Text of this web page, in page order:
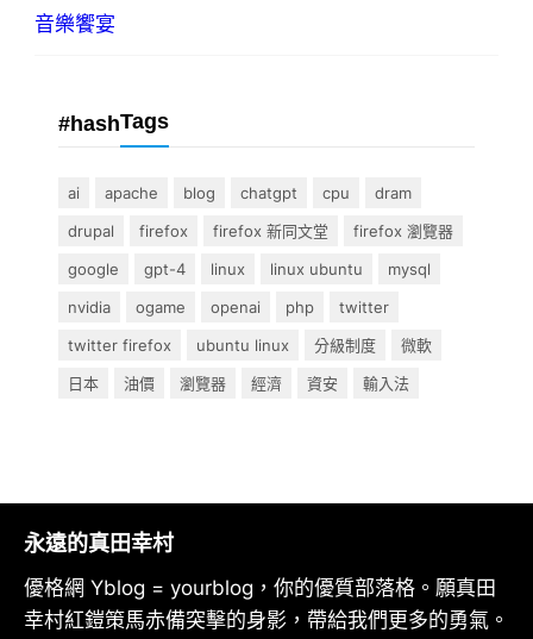
音樂饗宴
#hashTags
ai apache blog chatgpt cpu
dram
drupal
firefox firefox 新同文堂
firefox 瀏覽器
google
gpt-4 linux linux ubuntu
mysql
nvidia
ogame openai php
twitter
twitter firefox
ubuntu linux 分級制度
微軟
日本
油價 瀏覽器 經濟 資安 輸入法
永遠的真田幸村
優格網 Yblog = yourblog，你的優質部落格。願真田
幸村紅鎧策馬赤備突擊的身影，帶給我們更多的勇氣。